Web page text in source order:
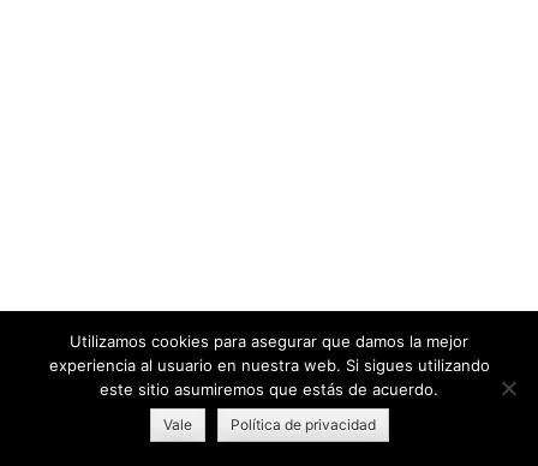
Utilizamos cookies para asegurar que damos la mejor
experiencia al usuario en nuestra web. Si sigues utilizando
este sitio asumiremos que estás de acuerdo.
Vale Política de privacidad